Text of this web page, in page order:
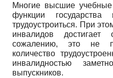
Многие высшие
функции
трудоустроиться. При
инвалидов
сожалению, это не
количество
инвалидностью
выпускников.